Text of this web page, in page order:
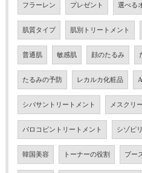
フラーレン プレゼント 選べる
肌質タイプ 肌別トリートメント
普通肌 敏感肌 顔のたるみ
たるみの予防 レカルカ化粧品
シバサントリートメント メスクリ
バロコビントリートメント シゾピ
韓国美容 トーナーの役割 ブー